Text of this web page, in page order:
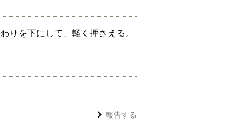
りを下にして、軽く押さえる。
報告する